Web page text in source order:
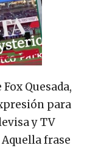
Quesada,
para
y TV
frase